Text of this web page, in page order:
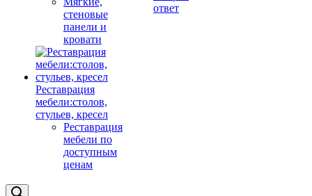
стеновые
панели и
кровати
Реставрация
мебели:столов,
стульев, кресел
Реставрация
мебели по
доступным
ценам
ответ